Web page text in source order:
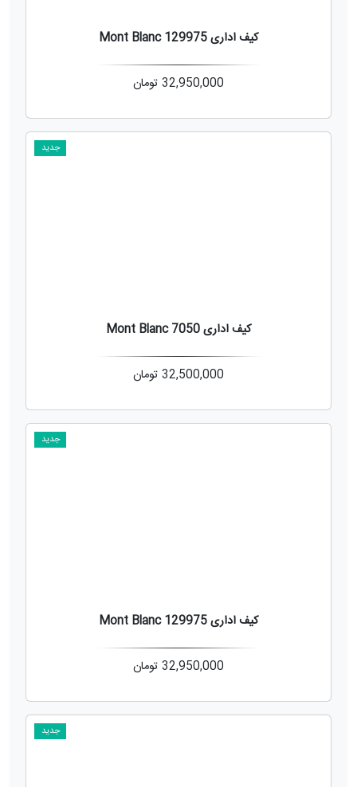
کیف اداری Mont Blanc 129975
32,950,000 تومان
جدید
کیف اداری Mont Blanc 7050
32,500,000 تومان
جدید
کیف اداری Mont Blanc 129975
32,950,000 تومان
جدید